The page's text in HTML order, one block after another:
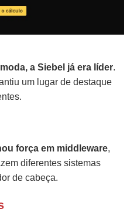
a Siebel já era líder.
um lugar de destaque
força em middleware,
diferentes sistemas
de cabeça.